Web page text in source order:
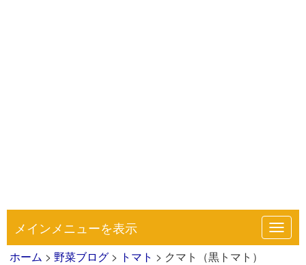
メインメニューを表示
ホーム > 野菜ブログ > トマト > クマト（黒トマト）